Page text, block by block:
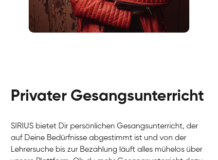
Gesang / Vocal
Anna
Gesang / Vocal
Gesang / Vocal
Gesang / Vocal
Privater Gesangsunterricht
SIRIUS bietet Dir persönlichen Gesangsunterricht, der
auf Deine Bedürfnisse abgestimmt ist und von der
Lehrersuche bis zur Bezahlung läuft alles mühelos über